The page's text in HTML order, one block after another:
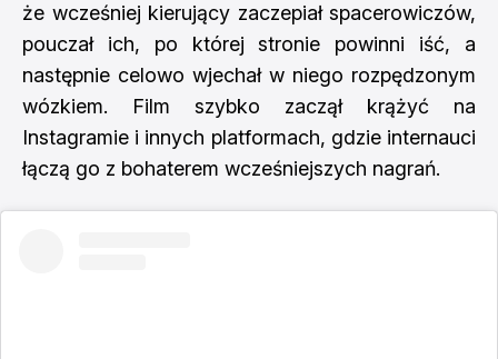
że wcześniej kierujący zaczepiał spacerowiczów,
pouczał ich, po której stronie powinni iść, a
następnie celowo wjechał w niego rozpędzonym
wózkiem. Film szybko zaczął krążyć na
Instagramie i innych platformach, gdzie internauci
łączą go z bohaterem wcześniejszych nagrań.